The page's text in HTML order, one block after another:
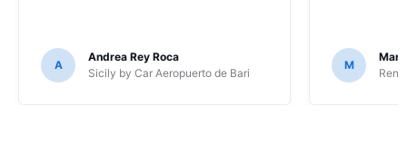
A
Andrea Rey Roca
Sicily by Car Aeropuerto de Bari
M